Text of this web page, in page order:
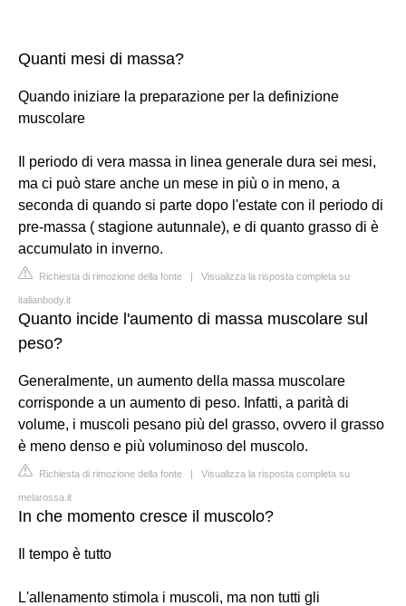
Quanti mesi di massa?
Quando iniziare la preparazione per la definizione
muscolare
Il periodo di vera massa in linea generale dura sei mesi,
ma ci può stare anche un mese in più o in meno, a
seconda di quando si parte dopo l'estate con il periodo di
pre-massa ( stagione autunnale), e di quanto grasso di è
accumulato in inverno.
Richiesta di rimozione della fonte | Visualizza la risposta completa su
italianbody.it
Quanto incide l'aumento di massa muscolare sul
peso?
Generalmente, un aumento della massa muscolare
corrisponde a un aumento di peso. Infatti, a parità di
volume, i muscoli pesano più del grasso, ovvero il grasso
è meno denso e più voluminoso del muscolo.
Richiesta di rimozione della fonte | Visualizza la risposta completa su
melarossa.it
In che momento cresce il muscolo?
Il tempo è tutto
L'allenamento stimola i muscoli, ma non tutti gli